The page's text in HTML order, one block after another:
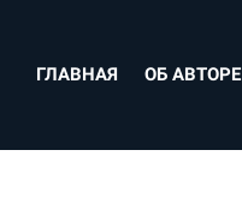
ГЛАВНАЯ ОБ АВТОРЕ